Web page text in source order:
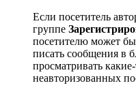
Если посетитель
группе
посетителю может
писать сообщения в
просматривать
неавторизованных